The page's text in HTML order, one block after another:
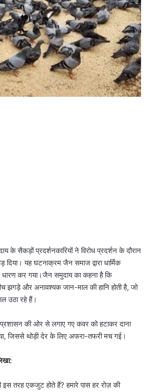
के सैकड़ों प्रदर्शनकारियों ने विरोध प्रदर्शन के दौरान
यह घटनाक्रम जैन समाज द्वारा धार्मिक
धारण कर गया।जैन समुदाय का कहना है कि
झगड़े और अनावश्यक जान-माल की हानि होती है, जो
उठा रहे हैं।
प्रशासन की ओर से लगाए गए कवर को हटाकर दाना
जिससे थोड़ी देर के लिए अफरा-तफरी मच गई।
तरह एकजुट होते हैं? हमारे पास हर रोज़ की